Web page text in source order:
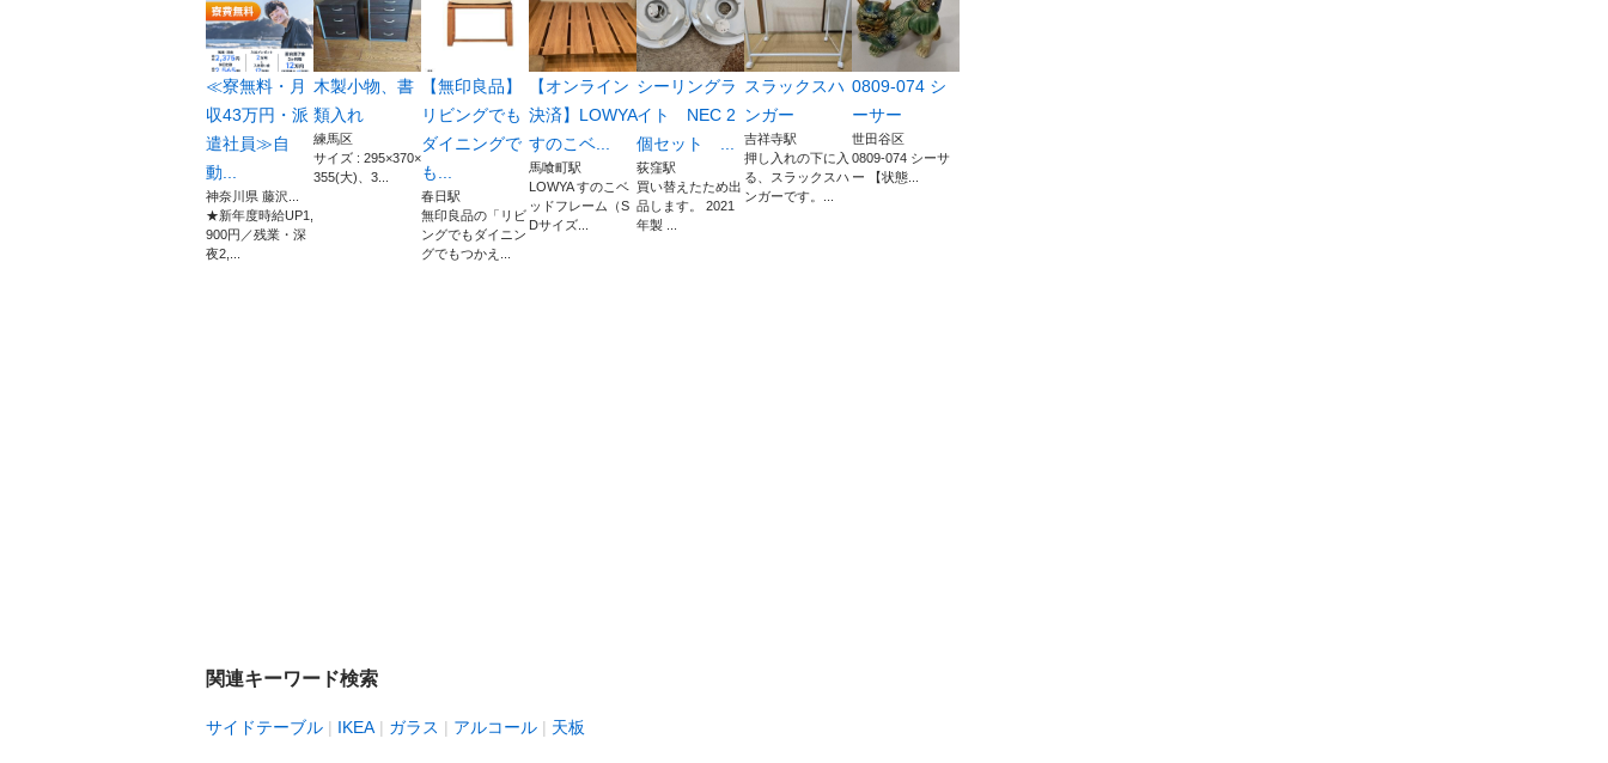
≪寮無料・月
収43万円・派
遣社員≫自
動...
神奈川県 藤沢...
★新年度時給UP1,
900円／残業・深
夜2,...
木製小物、書
類入れ
練馬区
サイズ : 295×370×
355(大)、3...
【無印良品】
リビングでも
ダイニングで
も...
春日駅
無印良品の「リビ
ングでもダイニン
グでもつかえ...
【オンライン
決済】LOWYA
すのこベ...
馬喰町駅
LOWYA すのこベ
ッドフレーム（S
Dサイズ...
シーリングラ
イト NEC 2
個セット ...
荻窪駅
買い替えたため出
品します。 2021
年製 ...
スラックスハ
ンガー
吉祥寺駅
押し入れの下に入
る、スラックスハ
ンガーです。...
0809-074 シ
ーサー
世田谷区
0809-074 シーサ
ー 【状態...
関連キーワード検索
サイドテーブル IKEA ガラス アルコール 天板